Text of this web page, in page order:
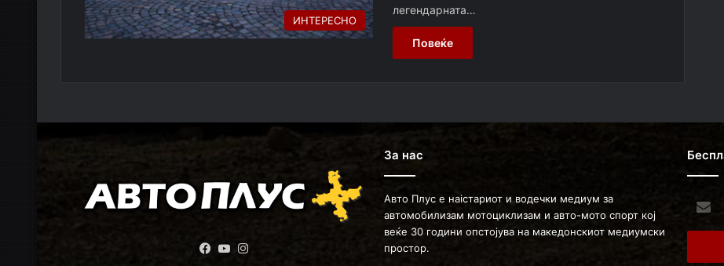
ИНТЕРЕСНО
легендарната…
Повеќе
Facebook
YouTube
За нас
Авто Плус е наістариот и водечки медиум за
автомобилизам мотоциклизам и авто-мото спорт кој
веќе 30 години опстојува на македонскиот медиумски
простор.
Enter
your
Email